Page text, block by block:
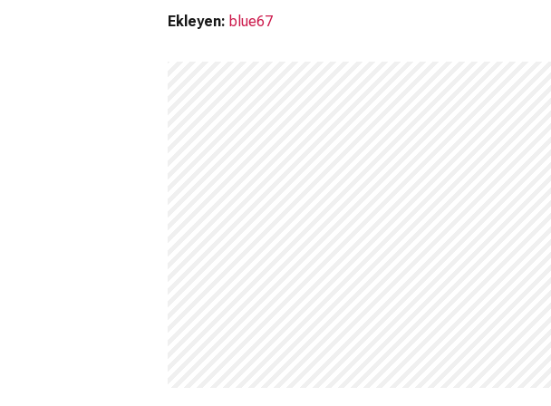
Ekleyen: blue67